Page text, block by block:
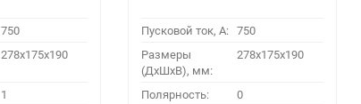
750
278x175x190
1
Пусковой ток, A: 750
Размеры
(ДхШхВ), мм:
278x175x190
Полярность: 0